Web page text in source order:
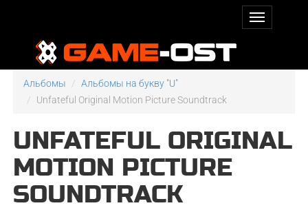
Альбомы
Альбомы на букву "U"
Unfateful Original Motion Picture Soundtrack
UNFATEFUL ORIGINAL
MOTION PICTURE
SOUNDTRACK